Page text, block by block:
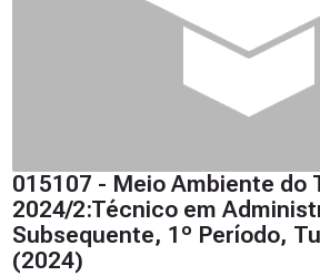
015107 - Meio Ambiente do
2024/2:Técnico em
Subsequente, 1º Período,
(2024)